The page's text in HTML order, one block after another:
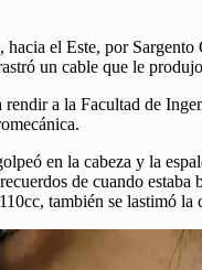
el Este, por
un cable que le
a la Facultad de
en la cabeza y la
de cuando
también se lastimó la